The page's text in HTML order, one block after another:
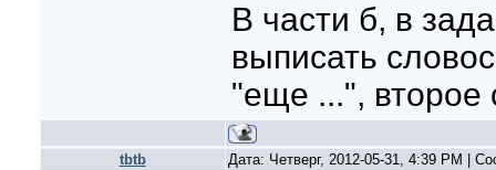
В части б, в
выписать
"еще ...",
tbtb
Дата: Четверг, 2012-05-31, 4:39 PM |